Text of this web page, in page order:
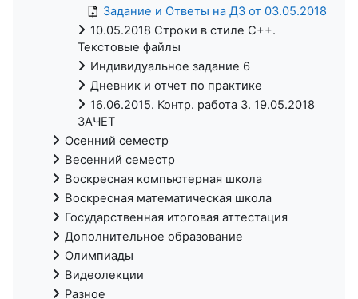
Задание и Ответы на ДЗ от 03.05.2018
10.05.2018 Строки в стиле С++.
Текстовые файлы
Индивидуальное задание 6
Дневник и отчет по практике
16.06.2015. Контр. работа 3. 19.05.2018
ЗАЧЕТ
Осенний семестр
Весенний семестр
Воскресная компьютерная школа
Воскресная математическая школа
Государственная итоговая аттестация
Дополнительное образование
Олимпиады
Видеолекции
Разное